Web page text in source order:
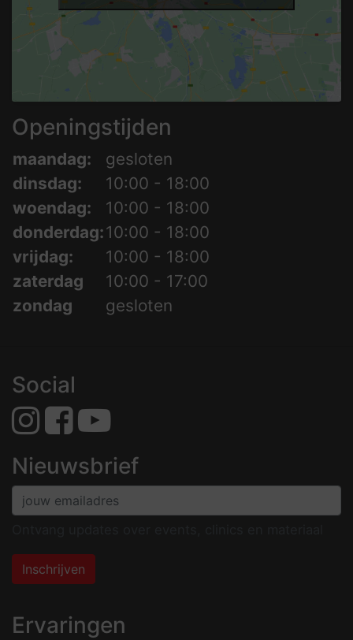
Openingstijden
maandag:
gesloten
dinsdag:
10:00 - 18:00
woendag:
10:00 - 18:00
donderdag:10:00 - 18:00
vrijdag:
10:00 - 18:00
zaterdag
10:00 - 17:00
zondag
gesloten
Social
Nieuwsbrief
Inschrijven
Ervaringen